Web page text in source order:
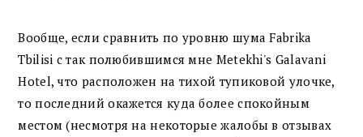
Вообще, если сравнить по уровню шума Fabrika
Tbilisi с так полюбившимся мне Metekhi's Galavani
Hotel, что расположен на тихой тупиковой улочке,
то последний окажется куда более спокойным
местом (несмотря на некоторые жалобы в отзывах